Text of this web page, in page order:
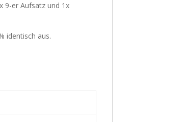
9-er Aufsatz und 1x
identisch aus.